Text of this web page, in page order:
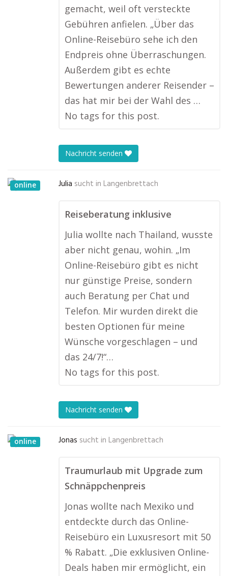
gemacht, weil oft versteckte
Gebühren anfielen. „Über das
Online-Reisebüro sehe ich den
Endpreis ohne Überraschungen.
Außerdem gibt es echte
Bewertungen anderer Reisender –
das hat mir bei der Wahl des …
No tags for this post.
Nachricht senden
online Julia sucht in Langenbrettach
Reiseberatung inklusive
Julia wollte nach Thailand, wusste
aber nicht genau, wohin. „Im
Online-Reisebüro gibt es nicht
nur günstige Preise, sondern
auch Beratung per Chat und
Telefon. Mir wurden direkt die
besten Optionen für meine
Wünsche vorgeschlagen – und
das 24/7!“…
No tags for this post.
Nachricht senden
online Jonas sucht in Langenbrettach
Traumurlaub mit Upgrade zum
Schnäppchenpreis
Jonas wollte nach Mexiko und
entdeckte durch das Online-
Reisebüro ein Luxusresort mit 50
% Rabatt. „Die exklusiven Online-
Deals haben mir ermöglicht, ein